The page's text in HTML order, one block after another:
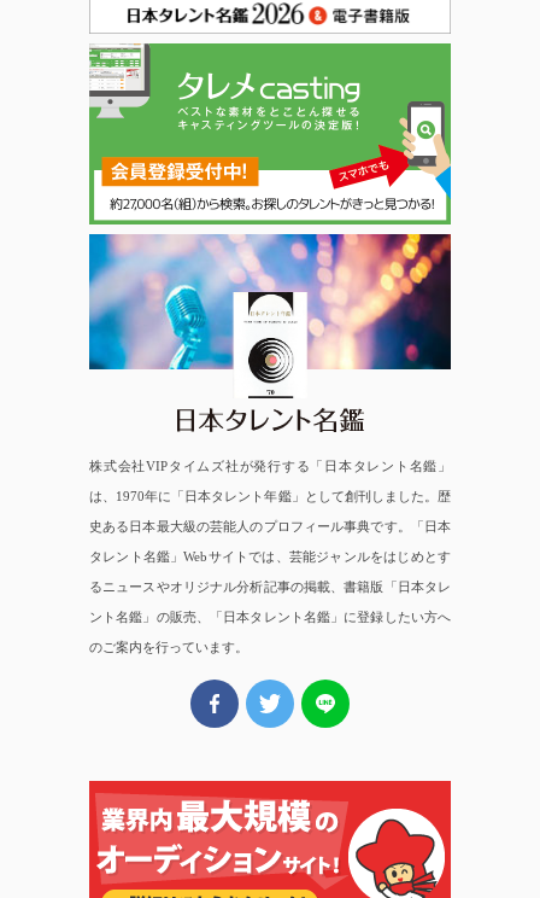
日本タレント名鑑
株式会社VIPタイムズ社が発行する「日本タレント名鑑」
は、1970年に「日本タレント年鑑」として創刊しました。歴
史ある日本最大級の芸能人のプロフィール事典です。「日本
タレント名鑑」Webサイトでは、芸能ジャンルをはじめとす
るニュースやオリジナル分析記事の掲載、書籍版「日本タレ
ント名鑑」の販売、「日本タレント名鑑」に登録したい方へ
のご案内を行っています。